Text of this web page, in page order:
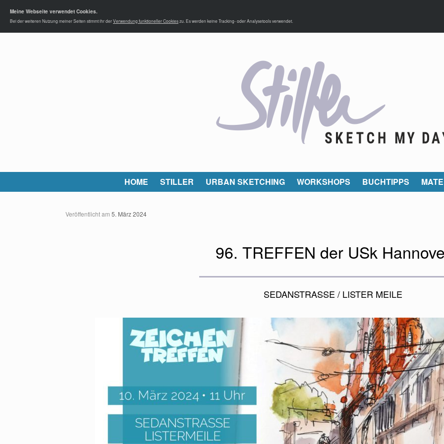
HOME STILLER URBAN SKETCHING WORKSHOPS BUCHTIPPS
Veröffentlicht am 5. März 2024
96. TREFFEN der USk
SEDANSTRASSE / LISTER MEILE
Meine Webseite verwendet Cookies.
Bei der weiteren Nutzung meiner Seiten stimmt ihr derVerwendung funktioneller Cookieszu. Es werden keine Tracking- oder Analysetools verwendet.